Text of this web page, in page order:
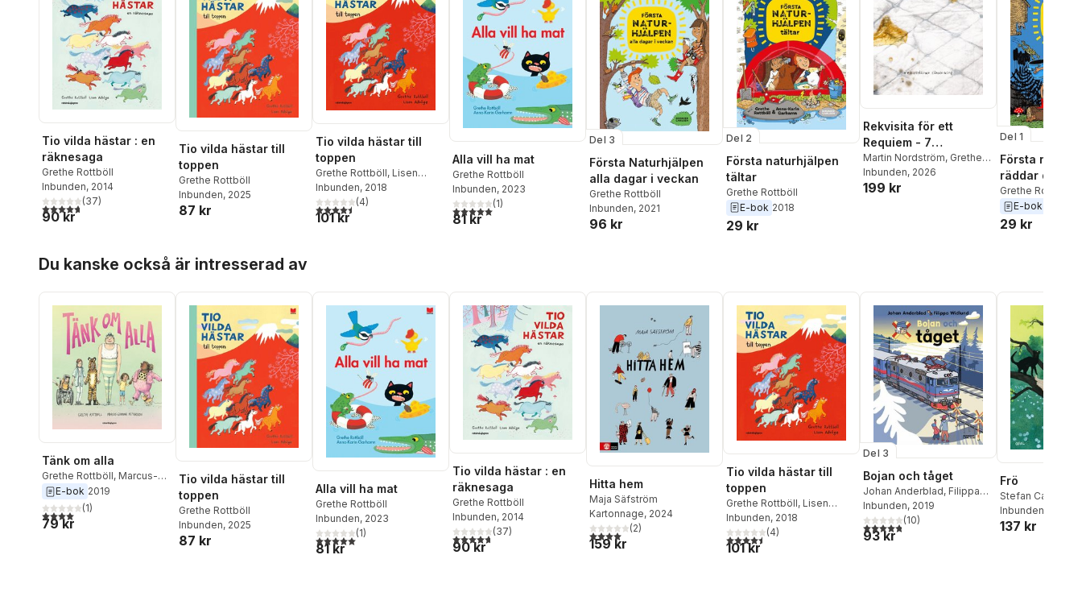
Tio vilda hästar : en
räknesaga
Grethe Rottböll
Inbunden, 2014
4,7utav 5 stjärnor. Totalt antal röster:
(37)
90 kr
Tio vilda hästar till
toppen
Grethe Rottböll
Inbunden, 2025
87 kr
Tio vilda hästar till
toppen
Grethe Rottböll, Lisen
Adbåge
Inbunden, 2018
4,5utav 5 stjärnor. Totalt antal röster:
(4)
101 kr
Alla vill ha mat
Grethe Rottböll
Inbunden, 2023
5,0utav 5 stjärnor. Totalt antal röster:
(1)
81 kr
Del 3
Första Naturhjälpen
alla dagar i veckan
Grethe Rottböll
Inbunden, 2021
96 kr
Del 2
Första naturhjälpen
tältar
Grethe Rottböll
E-bok 2018
29 kr
Rekvisita för ett
Requiem - 7
variationer
äldreomsorg
Martin Nordström, Grethe
Rottböll
Inbunden, 2026
199 kr
Del 1
Första
räddar djuren
Grethe Rottböll
E-bok
29 kr
Du kanske också är intresserad av
Tänk om alla
Grethe Rottböll, Marcus-
Gunnar Pettersson
E-bok 2019
4,0utav 5 stjärnor. Totalt antal röster:
(1)
79 kr
Tio vilda hästar till
toppen
Grethe Rottböll
Inbunden, 2025
87 kr
Alla vill ha mat
Grethe Rottböll
Inbunden, 2023
5,0utav 5 stjärnor. Totalt antal röster:
(1)
81 kr
Tio vilda hästar : en
räknesaga
Grethe Rottböll
Inbunden, 2014
4,7utav 5 stjärnor. Totalt antal röster:
(37)
90 kr
Hitta hem
Maja Säfström
Kartonnage, 2024
4,0utav 5 stjärnor. Totalt antal röster:
(2)
159 kr
Tio vilda hästar till
toppen
Grethe Rottböll, Lisen
Adbåge
Inbunden, 2018
4,5utav 5 stjärnor. Totalt antal röster:
(4)
101 kr
Del 3
Bojan och tåget
Johan Anderblad, Filippa
Widlund
Inbunden, 2019
4,8utav 5 stjärnor. Totalt antal röster:
(10)
93 kr
Frö
Stefan Casta
Inbunden
137 kr